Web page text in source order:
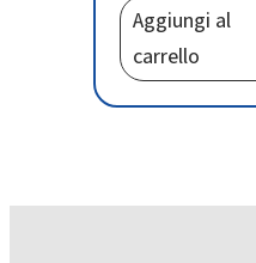
Aggiungi al
carrello